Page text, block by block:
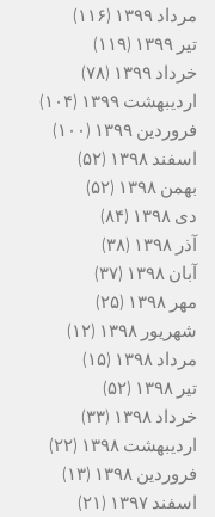
مرداد ۱۳۹۹
(۱۱۶)
تیر ۱۳۹۹
(۱۱۹)
خرداد ۱۳۹۹
(۷۸)
اردیبهشت ۱۳۹۹
(۱۰۴)
فروردین ۱۳۹۹
(۱۰۰)
اسفند ۱۳۹۸
(۵۲)
بهمن ۱۳۹۸
(۵۲)
دی ۱۳۹۸
(۸۴)
آذر ۱۳۹۸
(۳۸)
آبان ۱۳۹۸
(۳۷)
مهر ۱۳۹۸
(۲۵)
شهریور ۱۳۹۸
(۱۲)
مرداد ۱۳۹۸
(۱۵)
تیر ۱۳۹۸
(۵۲)
خرداد ۱۳۹۸
(۳۳)
اردیبهشت ۱۳۹۸
(۲۲)
فروردین ۱۳۹۸
(۱۳)
اسفند ۱۳۹۷
(۲۱)